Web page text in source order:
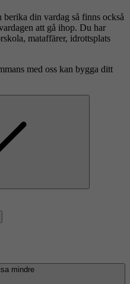
din vardag så finns också
att gå ihop. Du har
mataffärer, idrottsplats
med oss kan bygga ditt
mindre